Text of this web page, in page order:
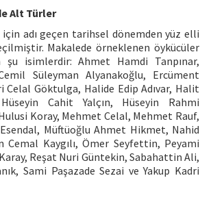
Alt Türler
için adı geçen tarihsel dönemden yüz elli
Makalede örneklenen öykücüler
şu isimlerdir: Ahmet Hamdi Tanpınar,
Süleyman Alyanakoğlu, Ercüment
Celal Göktulga, Halide Edip Adıvar, Halit
Cahit Yalçın, Hüseyin Rahmi
Koray, Mehmet Celal, Mehmet Rauf,
Müftüoğlu Ahmet Hikmet, Nahid
Cemal Kaygılı, Ömer Seyfettin, Peyami
Reşat Nuri Güntekin, Sabahattin Ali,
Sami Paşazade Sezai ve Yakup Kadri